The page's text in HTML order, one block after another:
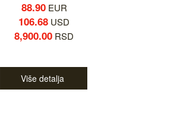
88.90EUR
106.68 USD
8,900.00 RSD
Više detalja